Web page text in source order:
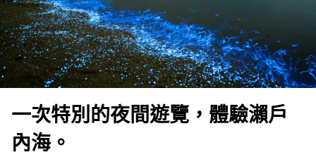
一次特別的夜間遊覽，體驗瀨戶
內海。